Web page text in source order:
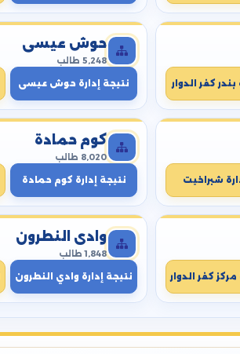
بندر كفر الدوار
حوش عيسى
5,248 طالب
نتيجة إدارة حوش عيسى
شبراخيت
كوم حمادة
8,020 طالب
نتيجة إدارة كوم حمادة
مركز كفر الدوار
وادي النطرون
1,848 طالب
نتيجة إدارة وادي النطرون